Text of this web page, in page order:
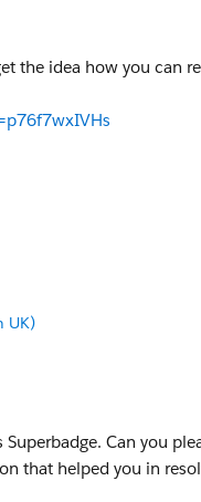
the idea how you can
UK)
Can you
that helped you in